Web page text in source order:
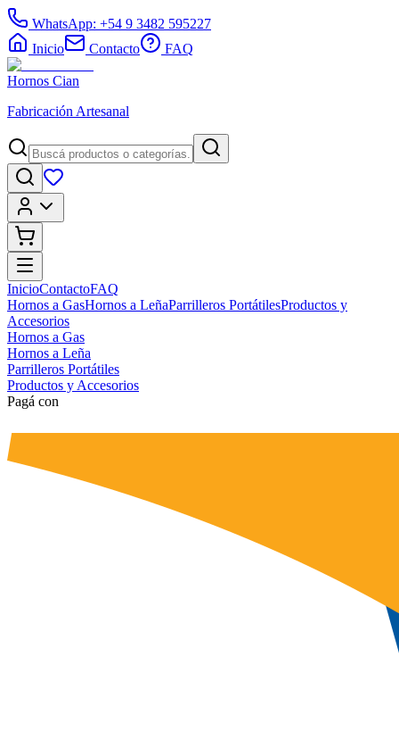
WhatsApp: +54 9 3482 595227
Inicio
Contacto FAQ
Hornos Cian
Fabricación Artesanal
InicioContactoFAQ
Hornos a GasHornos a LeñaParrilleros PortátilesProductos y
Accesorios
Hornos a Gas
Hornos a Leña
Parrilleros Portátiles
Productos y Accesorios
Pagá con